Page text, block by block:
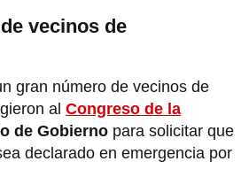
vecinos de
gran número de vecinos de
al Congreso de la
de Gobierno para solicitar que
declarado en emergencia por